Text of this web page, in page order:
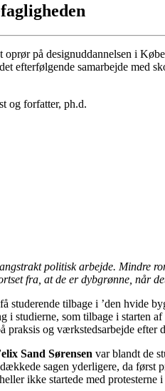
oprør på designuddannelsen i
efterfølgende samarbejde med
og forfatter, ph.d.
politisk arbejde. Mindre
fra, at de er dybgrønne, når
studerende tilbage i ’den hvide
i studierne, som tilbage i starten
og værkstedsarbejde efter
Sand Sørensen var blandt de
sagen yderligere, da først
ikke startede med